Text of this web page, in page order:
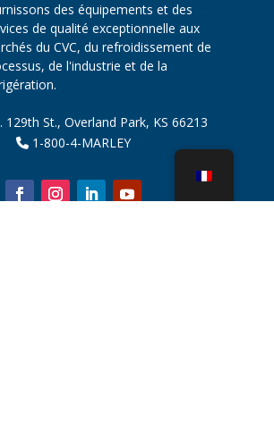
des équipements et des
de qualité exceptionnelle aux
du CVC, du refroidissement de
de l'industrie et de la
129th St., Overland Park, KS 66213
1-800-4-MARLEY